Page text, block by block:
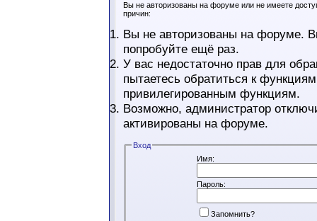
Вы не авторизованы на форуме или не имеете
причин:
Вы не авторизованы на форуме.
попробуйте ещё раз.
У вас недостаточно прав для
пытаетесь обратиться к
привилегированным функциям.
Возможно, администратор
активированы на форуме.
Вход
Имя:
Пароль:
Запомнить?